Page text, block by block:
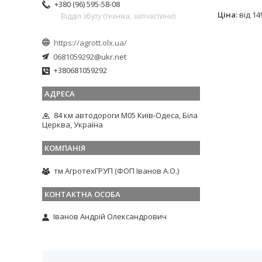
Ціна:від
+380 (96) 595-58-08
Відділ збуту (техніка, запчастини)
https://agrott.olx.ua/
0681059292@ukr.net
+380681059292
84 км автодороги М05 Київ-Одеса, Біла
Церква, Україна
тм АгротехГРУП (ФОП Іванов А.О.)
Іванов Андрій Олександрович